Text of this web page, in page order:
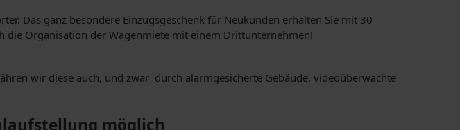
Das ganz besondere Einzugsgeschenk für Neukunden erhalten Sie mit 30
die Organisation der Wagenmiete mit einem Drittunternehmen!
wir diese auch, und zwar durch alarmgesicherte Gebäude, videoüberwachte
möglich